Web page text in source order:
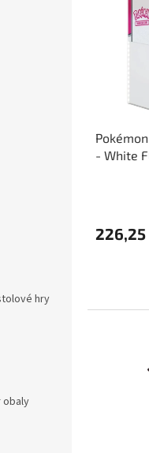
hry
obaly
- White
226,25